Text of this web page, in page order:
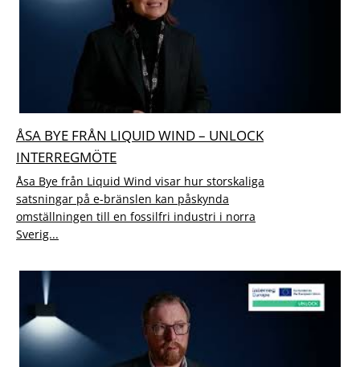
ÅSA BYE FRÅN LIQUID WIND – UNLOCK
INTERREGMÖTE
Åsa Bye från Liquid Wind visar hur storskaliga
satsningar på e-bränslen kan påskynda
omställningen till en fossilfri industri i norra
Sverig...